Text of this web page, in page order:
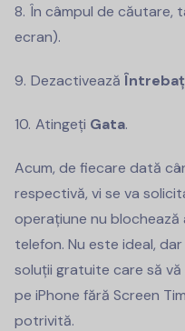
În câmpul de căutare,
ecran).
Dezactivează
Atingeți Gata.
Acum, de fiecare dată
respectivă, vi se va
operațiune nu
telefon. Nu este ideal,
soluții gratuite care să
pe iPhone fără Screen
potrivită.